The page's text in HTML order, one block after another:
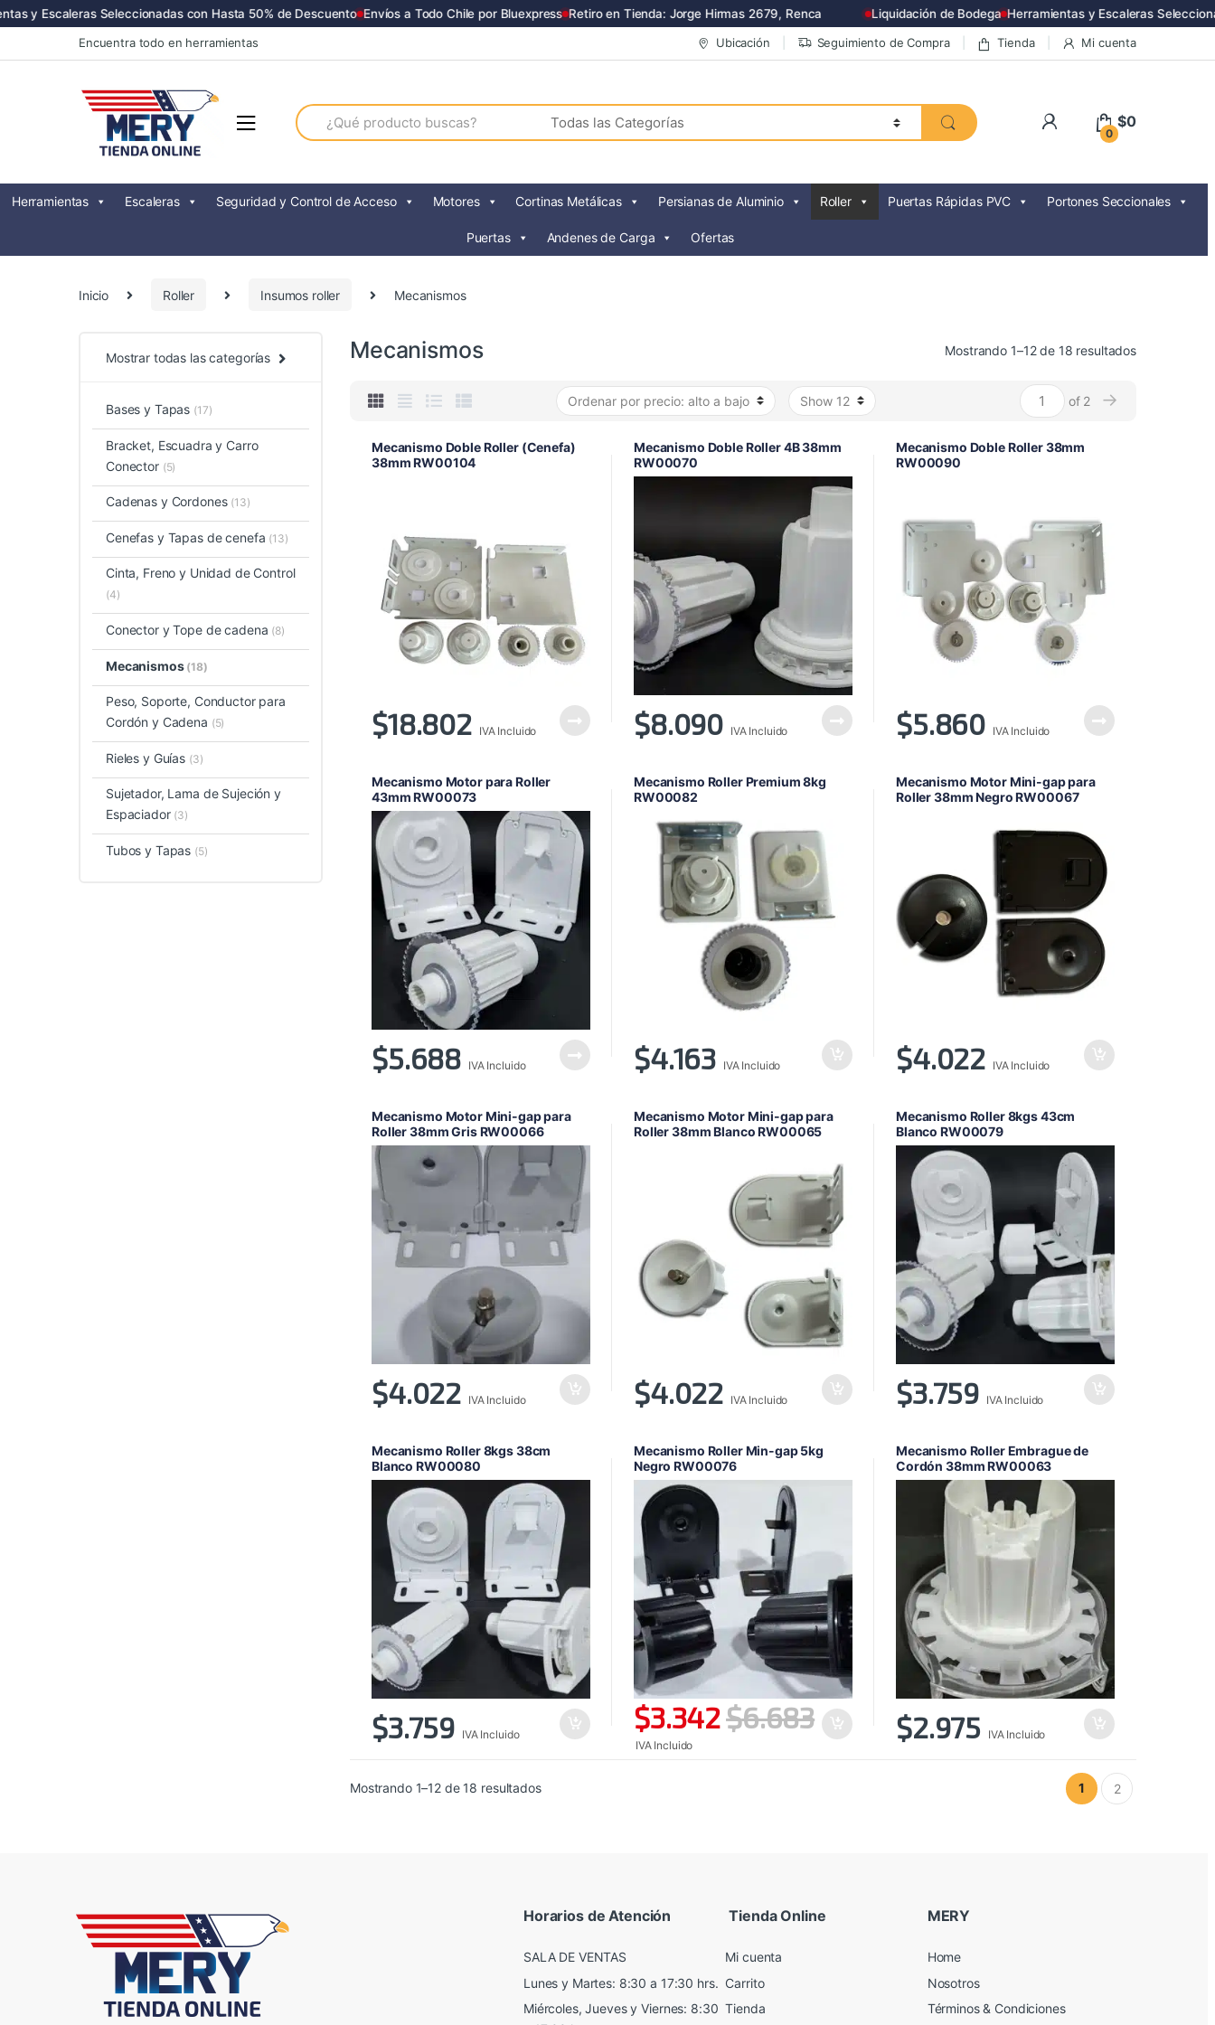
y Escaleras Seleccionadas con Hasta 50% de Descuento Envíos a Todo Chile por Bluexpress Retiro en Tienda: Jorge Hirmas 2679, Renca Liquidación de Bodega Herramientas y Escaleras
to
to
Encuentra todo en herramientas Ubicación Seguimiento de Compra Tienda Mi cuenta
Search
for:
0
$0
Herramientas Escaleras Seguridad y Control de Acceso Motores Cortinas Metálicas Persianas de Aluminio Roller Puertas Rápidas PVC Portones Seccionales
Puertas Andenes de Carga Ofertas
Inicio Roller Insumos roller Mecanismos
Mecanismos Mostrando 1–12 de 18 resultadosOrdenado
of 2 →
Mecanismo Doble Roller (Cenefa)
38mm RW00104
$18.802 IVA Incluido
Mecanismo Doble Roller 4B 38mm
RW00070
$8.090 IVA Incluido
Mecanismo Doble Roller 38mm
RW00090
$5.860 IVA Incluido
Mecanismo Motor para Roller
43mm RW00073
$5.688 IVA Incluido
Mecanismo Roller Premium 8kg
RW00082
$4.163 IVA Incluido
Mecanismo Motor Mini-gap para
Roller 38mm Negro RW00067
$4.022 IVA Incluido
Mecanismo Motor Mini-gap para
Roller 38mm Gris RW00066
$4.022 IVA Incluido
Mecanismo Motor Mini-gap para
Roller 38mm Blanco RW00065
$4.022 IVA Incluido
Mecanismo Roller 8kgs 43cm
Blanco RW00079
$3.759 IVA Incluido
Mecanismo Roller 8kgs 38cm
Blanco RW00080
$3.759 IVA Incluido
Mecanismo Roller Min-gap 5kg
Negro RW00076
$3.342$6.683
IVA Incluido
Mecanismo Roller Embrague de
Cordón 38mm RW00063
$2.975 IVA Incluido
Mostrando 1–12 de 18 resultadosOrdenado
1 2
Mostrar todas las categorías
Bases y Tapas (17)
Bracket, Escuadra y Carro
Conector (5)
Cadenas y Cordones (13)
Cenefas y Tapas de cenefa (13)
Cinta, Freno y Unidad de Control
(4)
Conector y Tope de cadena (8)
Mecanismos (18)
Peso, Soporte, Conductor para
Cordón y Cadena (5)
Rieles y Guías (3)
Sujetador, Lama de Sujeción y
Espaciador (3)
Tubos y Tapas (5)
Horarios de Atención
SALA DE VENTAS
Lunes y Martes: 8:30 a 17:30 hrs.
Miércoles, Jueves y Viernes: 8:30
Tienda Online
Mi cuenta
Carrito
Tienda
MERY
Home
Nosotros
Términos & Condiciones